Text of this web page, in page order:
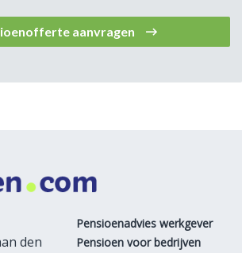
aanvragen
den
Pensioenadvies werkgever
Pensioen voor bedrijven